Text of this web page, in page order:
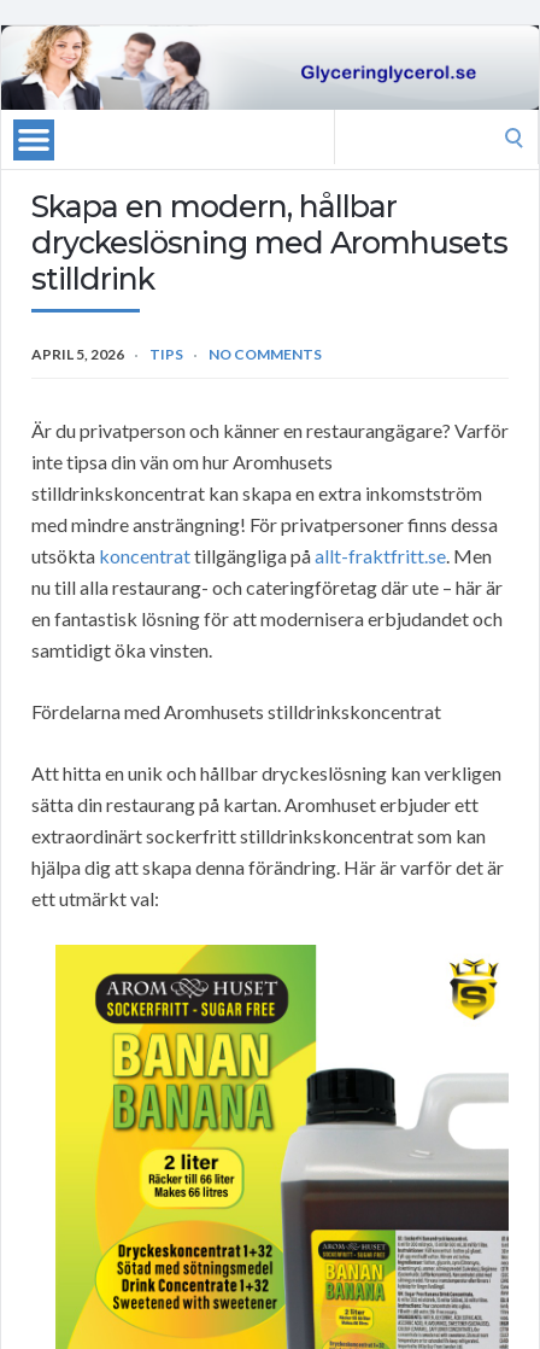
Skapa en modern, hållbar
dryckeslösning med Aromhusets
stilldrink
APRIL 5, 2026 TIPS NO COMMENTS
Är du privatperson och känner en restaurangägare? Varför
inte tipsa din vän om hur Aromhusets
stilldrinkskoncentrat kan skapa en extra inkomstström
med mindre ansträngning! För privatpersoner finns dessa
utsökta koncentrattillgängliga påallt-fraktfritt.se. Men
nu till alla restaurang- och cateringföretag där ute – här är
en fantastisk lösning för att modernisera erbjudandet och
samtidigt öka vinsten.
Fördelarna med Aromhusets stilldrinkskoncentrat
Att hitta en unik och hållbar dryckeslösning kan verkligen
sätta din restaurang på kartan. Aromhuset erbjuder ett
extraordinärt sockerfritt stilldrinkskoncentrat som kan
hjälpa dig att skapa denna förändring. Här är varför det är
ett utmärkt val: